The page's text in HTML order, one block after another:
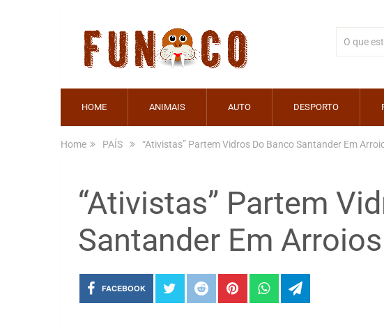
HOME ANIMAIS AUTO DESPORTO
Home PAÍS “Ativistas” Partem Vidros Do Banco Santander Em
“Ativistas” Partem
Santander Em Arroios
FACEBOOK